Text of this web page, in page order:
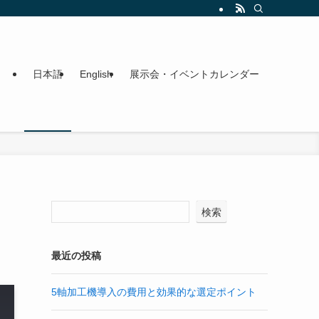
日本語 English 展示会・イベントカレンダー
検索
最近の投稿
5軸加工機導入の費用と効果的な選定ポイント